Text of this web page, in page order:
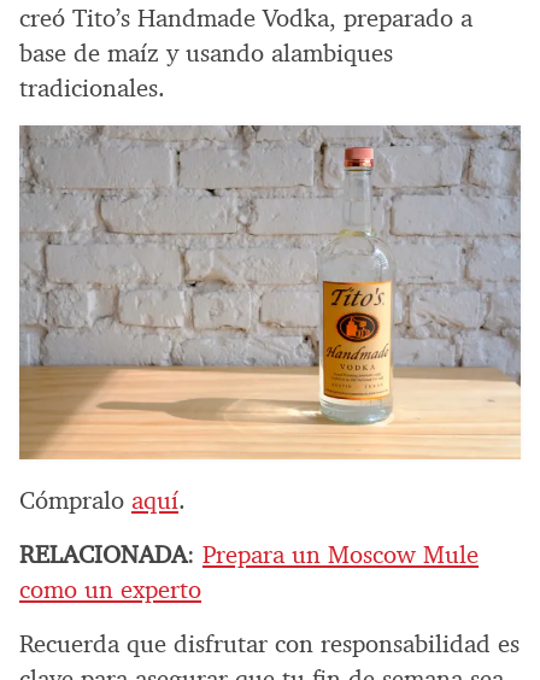
creó Tito’s Handmade Vodka, preparado a
base de maíz y usando alambiques
tradicionales.
Cómpralo aquí.
RELACIONADA: Prepara un Moscow Mule
como un experto
Recuerda que disfrutar con responsabilidad es